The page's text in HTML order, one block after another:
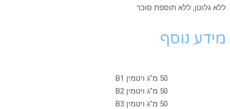
ללא גלוטן, ללא תוספת סוכר
מידע נוסף
50 מ"ג ויטמין B1
50 מ"ג ויטמין B2
50 מ"ג ויטמין B3